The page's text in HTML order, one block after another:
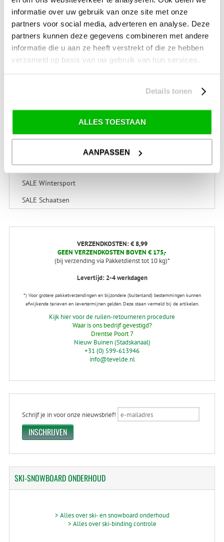
informatie over uw gebruik van onze site met onze
partners voor social media, adverteren en analyse. Deze
partners kunnen deze gegevens combineren met andere
informatie die u aan ze heeft verstrekt of die ze hebben
verzameld op basis van uw gebruik van hun services.
Details tonen
ALLES TOESTAAN
AANPASSEN
Kampeerartikelen
Caravan & Camper
Technische onderdelen
tent-reparaties
SALE Tuin
SALE Outdoor
SALE Wintersport
SALE Schaatsen
VERZENDKOSTEN: € 8,99
GEEN VERZENDKOSTEN BOVEN € 175,-
(bij verzending via Pakketdienst tot 10 kg)*
Levertijd: 2-4 werkdagen
*) Voor grotere pakketverzendingen en bijzondere (buitenland) bestemmingen kunnen
afwijkende tarieven en levertermijnen gelden. Deze staan vermeld bij de artikelen.
Kijk hier voor de ruilen-retourneren procedure
Waar is ons bedrijf gevestigd?
Drentse Poort 7
Nieuw Buinen (Stadskanaal)
+31 (0) 599-613946
info@tevelde.nl
Schrijf je in voor onze nieuwsbrief!
SKI-SNOWBOARDONDERHOUD
> Alles over ski- en snowboard onderhoud
> Alles over ski-binding controle